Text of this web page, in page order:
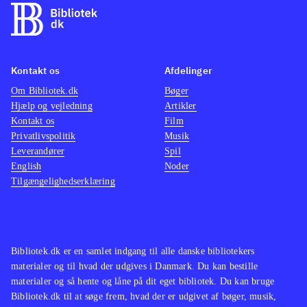
lækre grafik er spillet en direkte
filmisk oplevelse
leder tankerne hen på The Elder
Scrolls-serien og GTA-serien. Serien
findes også på en lang række
biblioteker
Assassin's Creed-serien er
monumental, og dette spil viser
hvorfor. Her har man historie, action,
den heldige låner en herlig
spiloplevelse .
Bibliotek.dk er en samlet indgang til alle danske bibliotekers
materialer og til hvad der udgives i Danmark. Du kan bestille
materialer og så hente og låne på dit eget bibliotek. Du kan bruge
Bibliotek.dk til at søge frem, hvad der er udgivet af bøger, musik,
Kontakt os
Om Bibliotek.dk
Hjælp og vejledning
Kontakt os
Privatlivspolitik
Leverandører
English
Tilgængelighedserklæring
Afdelinger
Bøger
Artikler
Film
Musik
Spil
Noder